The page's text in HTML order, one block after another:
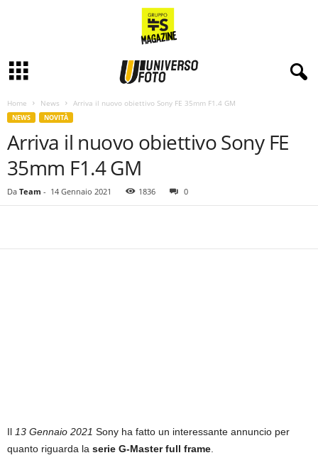
Home News Arriva il nuovo obiettivo Sony FE 35mm F1.4 GM
NEWS NOVITÀ
Arriva il nuovo obiettivo Sony FE
35mm F1.4 GM
Da Team - 14 Gennaio 2021 1836 0
Il 13 Gennaio 2021 Sony ha fatto un interessante annuncio per
quanto riguarda la serie G-Master full frame